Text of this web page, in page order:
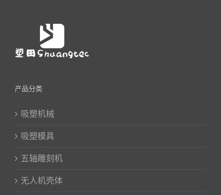
产品分类
吸塑机械
吸塑模具
五轴雕刻机
无人机壳体